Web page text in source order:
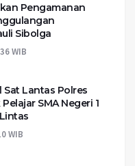
Pengamanan
Sibolga
WIB
Sat Lantas Polres
SMA Negeri 1
WIB